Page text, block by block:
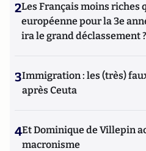
2Les Français moins riches
européenne pour la 3e
ira le grand déclassement ?
3Immigration : les (très)
après Ceuta
4Et Dominique de Villepin
macronisme